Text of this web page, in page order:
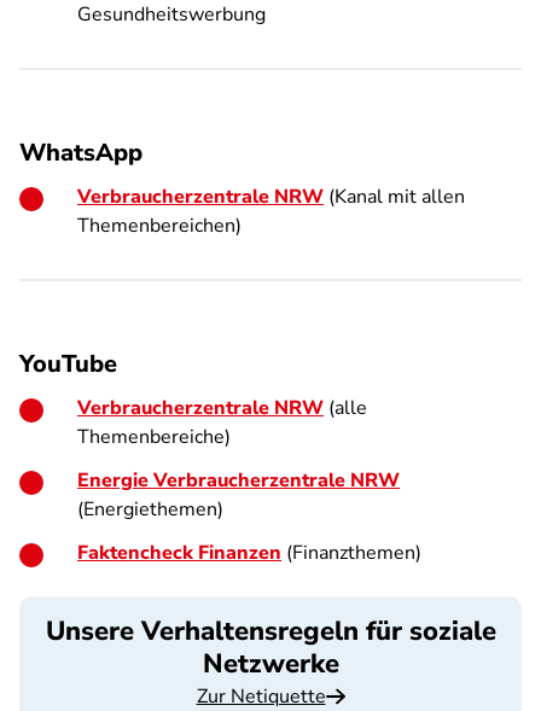
Gesundheitswerbung
WhatsApp
Verbraucherzentrale NRW (Kanal mit allen
Themenbereichen)
YouTube
Verbraucherzentrale NRW (alle
Themenbereiche)
Energie Verbraucherzentrale NRW
(Energiethemen)
Faktencheck Finanzen (Finanzthemen)
Unsere Verhaltensregeln für soziale
Netzwerke
Zur Netiquette